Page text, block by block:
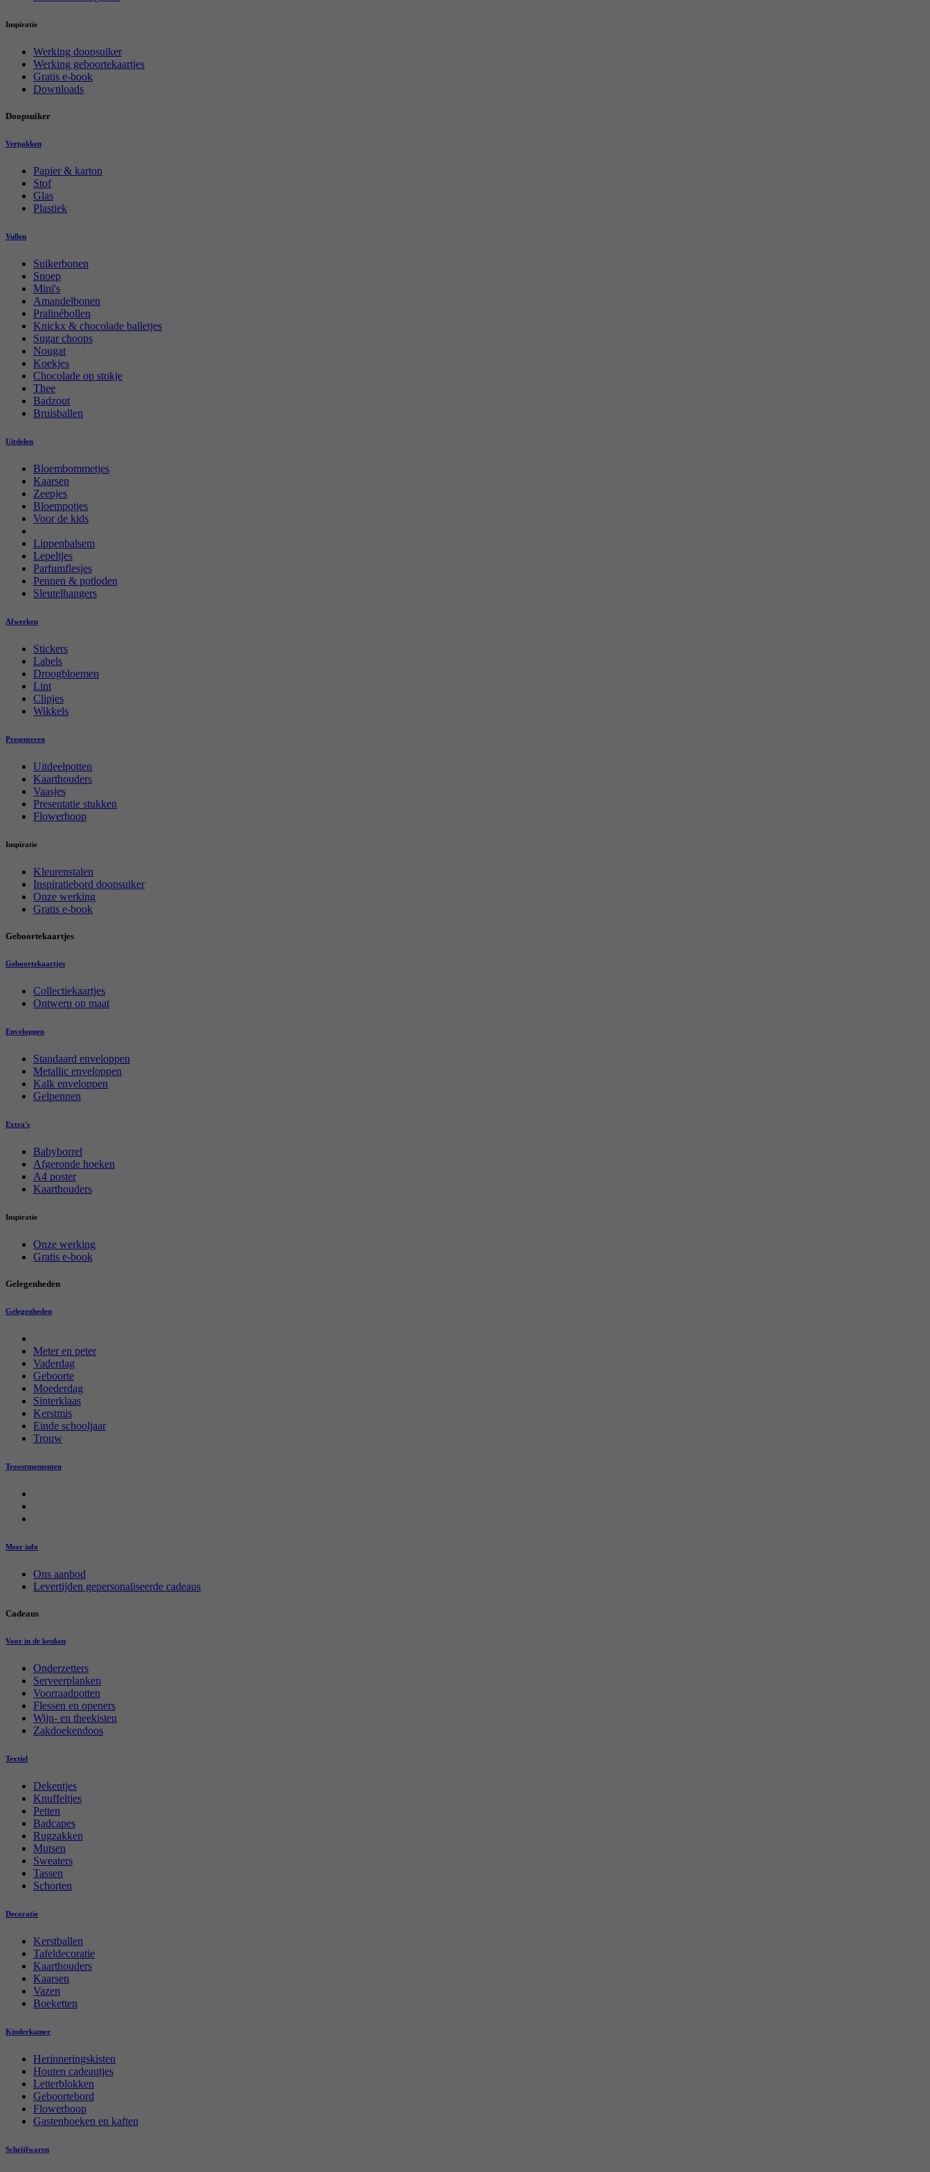
Inspiratie
Werking doopsuiker
Werking geboortekaartjes
Gratis e-book
Downloads
Doopsuiker
Verpakken
Papier & karton
Stof
Glas
Plastiek
Vullen
Suikerbonen
Snoep
Mini's
Amandelbonen
Pralinébollen
Knickx & chocolade balletjes
Sugar choops
Nougat
Koekjes
Chocolade op stokje
Thee
Badzout
Bruisballen
Uitdelen
Bloembommetjes
Kaarsen
Zeepjes
Bloempotjes
Voor de kids
Lippenbalsem
Lepeltjes
Parfumflesjes
Pennen & potloden
Sleutelhangers
Afwerken
Stickers
Labels
Droogbloemen
Lint
Clipjes
Wikkels
Presenteren
Uitdeelpotten
Kaarthouders
Vaasjes
Presentatie stukken
Flowerhoop
Inspiratie
Kleurenstalen
Inspiratiebord doopsuiker
Onze werking
Gratis e-book
Geboortekaartjes
Geboortekaartjes
Collectiekaartjes
Ontwerp op maat
Enveloppen
Standaard enveloppen
Metallic enveloppen
Kalk enveloppen
Gelpennen
Extra's
Babyborrel
Afgeronde hoeken
A4 poster
Kaarthouders
Inspiratie
Onze werking
Gratis e-book
Gelegenheden
Gelegenheden
Meter en peter
Vaderdag
Geboorte
Moederdag
Sinterklaas
Kerstmis
Einde schooljaar
Trouw
Troostmomenten
Meer info
Ons aanbod
Levertijden gepersonaliseerde cadeaus
Cadeaus
Voor in de keuken
Onderzetters
Serveerplanken
Voorraadpotten
Flessen en openers
Wijn- en theekisten
Zakdoekendoos
Textiel
Dekentjes
Knuffeltjes
Petten
Badcapes
Rugzakken
Mutsen
Sweaters
Tassen
Schorten
Decoratie
Kerstballen
Tafeldecoratie
Kaarthouders
Kaarsen
Vazen
Boeketten
Kinderkamer
Herinneringskisten
Houten cadeautjes
Letterblokken
Geboortebord
Flowerhoop
Gastenboeken en kaften
Schrijfwaren